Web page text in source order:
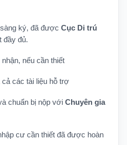
ký, đã được Cục Di trú
đầy đủ.
nếu cần thiết
các tài liệu hỗ trợ
chuẩn bị nộp với Chuyên gia
cư cần thiết đã được hoàn